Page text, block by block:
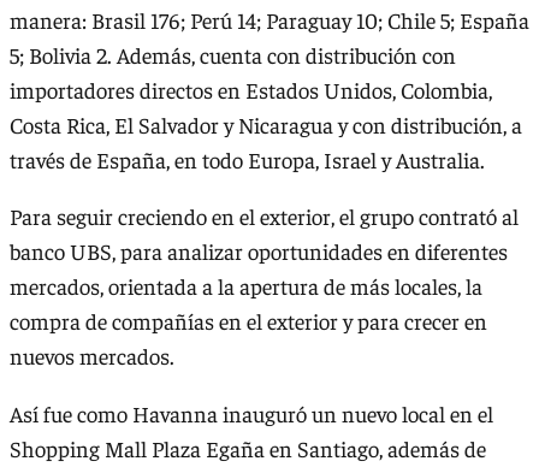
manera: Brasil 176; Perú 14; Paraguay 10; Chile 5; España
5; Bolivia 2. Además, cuenta con distribución con
importadores directos en Estados Unidos, Colombia,
Costa Rica, El Salvador y Nicaragua y con distribución, a
través de España, en todo Europa, Israel y Australia.
Para seguir creciendo en el exterior, el grupo contrató al
banco UBS, para analizar oportunidades en diferentes
mercados, orientada a la apertura de más locales, la
compra de compañías en el exterior y para crecer en
nuevos mercados.
Así fue como Havanna inauguró un nuevo local en el
Shopping Mall Plaza Egaña en Santiago, además de